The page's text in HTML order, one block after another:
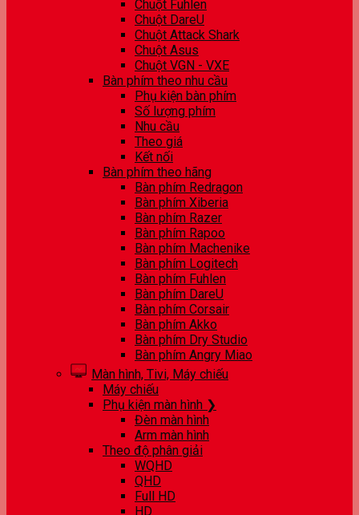
Chuột Fuhlen
Chuột DareU
Chuột Attack Shark
Chuột Asus
Chuột VGN - VXE
Bàn phím theo nhu cầu
Phụ kiện bàn phím
Số lượng phím
Nhu cầu
Theo giá
Kết nối
Bàn phím theo hãng
Bàn phím Redragon
Bàn phím Xiberia
Bàn phím Razer
Bàn phím Rapoo
Bàn phím Machenike
Bàn phím Logitech
Bàn phím Fuhlen
Bàn phím DareU
Bàn phím Corsair
Bàn phím Akko
Bàn phím Dry Studio
Bàn phím Angry Miao
Màn hình, Tivi, Máy chiếu
Máy chiếu
Phụ kiện màn hình ❯
Đèn màn hình
Arm màn hình
Theo độ phân giải
WQHD
QHD
Full HD
HD